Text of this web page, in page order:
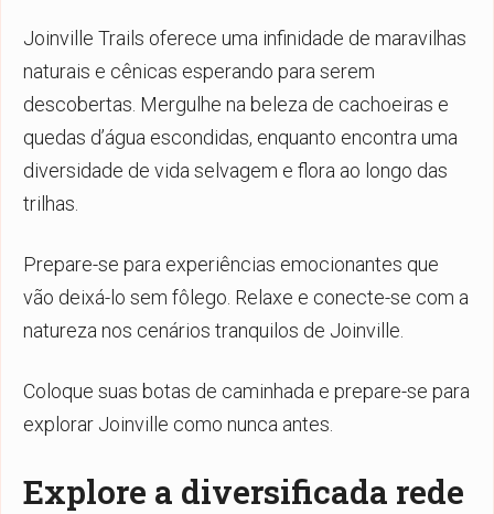
Joinville Trails oferece uma infinidade de maravilhas
naturais e cênicas esperando para serem
descobertas. Mergulhe na beleza de cachoeiras e
quedas d’água escondidas, enquanto encontra uma
diversidade de vida selvagem e flora ao longo das
trilhas.
Prepare-se para experiências emocionantes que
vão deixá-lo sem fôlego. Relaxe e conecte-se com a
natureza nos cenários tranquilos de Joinville.
Coloque suas botas de caminhada e prepare-se para
explorar Joinville como nunca antes.
Explore a diversificada rede